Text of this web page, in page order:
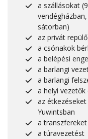
a szállásokat
sátorban)
az privát
a csónakok
a belépési
a barlangi
a barlangi
a helyi vezetők
az
Yuwintsban
a transzfereket
a túravezetést